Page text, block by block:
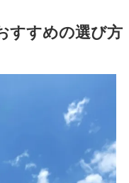
すすめの選び方